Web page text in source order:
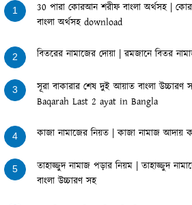
1
30 পারা কোরআন শরীফ বাংলা অর্থসহ |
বাংলা অর্থসহ download
2 বিতরের নামাজের দোয়া | রমজানে বিতর
3
সূরা বাকারার শেষ দুই আয়াত বাংলা
Baqarah Last 2 ayat in Bangla
4 কাজা নামাজের নিয়ত | কাজা নামাজ আদায়
5
তাহাজ্জুদ নামাজ পড়ার নিয়ম | তাহাজ্জুদ
বাংলা উচ্চারণ সহ